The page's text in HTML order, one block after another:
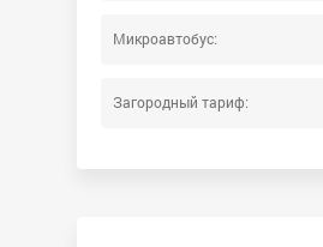
Микроавтобус:
Загородный тариф: